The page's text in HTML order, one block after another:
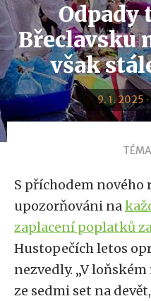
Odpady
Břeclavsku
však
9. 1. 2025
TÉMA
S příchodem nového
upozorňováni na
zaplacení poplatků
Hustopečích letos
nezvedly. „V
ze sedmi set na